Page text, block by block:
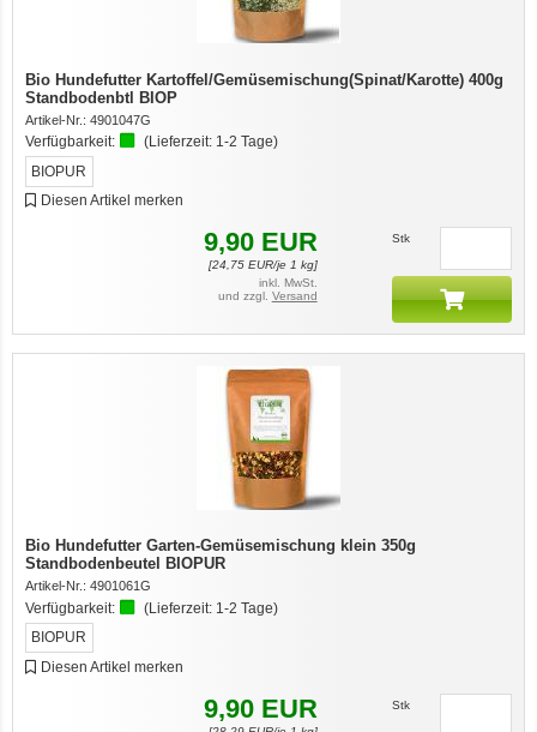
Bio Hundefutter Kartoffel/Gemüsemischung(Spinat/Karotte) 400g
Standbodenbtl BIOP
Artikel-Nr.: 4901047G
Verfügbarkeit: (Lieferzeit: 1-2 Tage)
BIOPUR
Diesen Artikel merken
9,90 EUR
[24,75EUR/je 1 kg]
inkl. MwSt.
und zzgl. Versand
Stk
Bio Hundefutter Garten-Gemüsemischung klein 350g
Standbodenbeutel BIOPUR
Artikel-Nr.: 4901061G
Verfügbarkeit: (Lieferzeit: 1-2 Tage)
BIOPUR
Diesen Artikel merken
9,90 EUR Stk